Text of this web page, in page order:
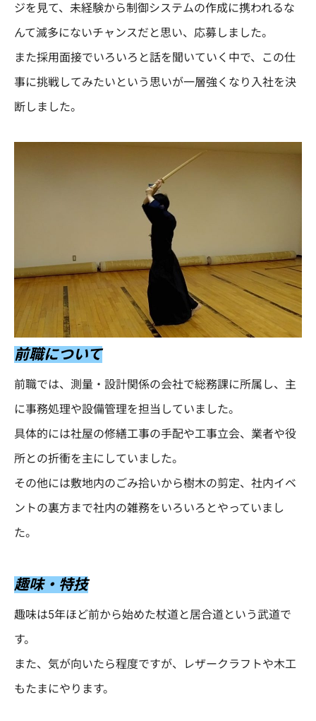
ジを見て、未経験から制御システムの作成に携われるな
んて滅多にないチャンスだと思い、応募しました。
また採用面接でいろいろと話を聞いていく中で、この仕
事に挑戦してみたいという思いが一層強くなり入社を決
断しました。
前職について
前職では、測量・設計関係の会社で総務課に所属し、主
に事務処理や設備管理を担当していました。
具体的には社屋の修繕工事の手配や工事立会、業者や役
所との折衝を主にしていました。
その他には敷地内のごみ拾いから樹木の剪定、社内イベ
ントの裏方まで社内の雑務をいろいろとやっていまし
た。
趣味・特技
趣味は5年ほど前から始めた杖道と居合道という武道で
す。
また、気が向いたら程度ですが、レザークラフトや木工
もたまにやります。